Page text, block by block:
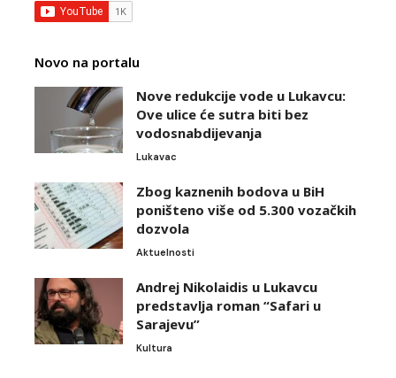
Novo na portalu
Nove redukcije vode u Lukavcu:
Ove ulice će sutra biti bez
vodosnabdijevanja
Lukavac
Zbog kaznenih bodova u BiH
poništeno više od 5.300 vozačkih
dozvola
Aktuelnosti
Andrej Nikolaidis u Lukavcu
predstavlja roman “Safari u
Sarajevu”
Kultura